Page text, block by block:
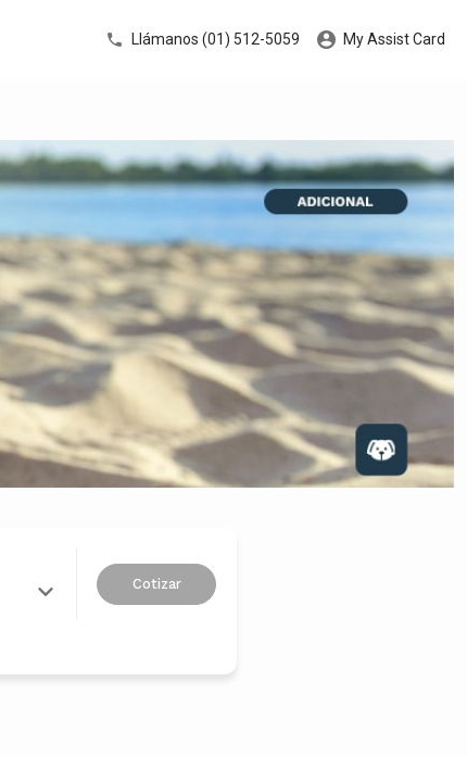
Llámanos (01) 512-5059 My Assist Card
Cotizar